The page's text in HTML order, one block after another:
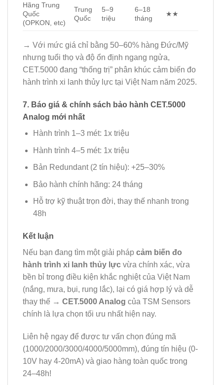
Hãng Trung
Quốc
(OPKON, etc)
Trung
Quốc
5–9
triệu
6–18
tháng
★★
→ Với mức giá chỉ bằng 50–60% hàng Đức/Mỹ
nhưng tuổi thọ và độ ổn định ngang ngửa,
CET.5000 đang “thống trị” phân khúc cảm biến đo
hành trình xi lanh thủy lực tại Việt Nam năm 2025.
7. Báo giá & chính sách bảo hành CET.5000
Analog mới nhất
Hành trình 1–3 mét: 1x triệu
Hành trình 4–5 mét: 1x triệu
Bản Redundant (2 tín hiệu): +25–30%
Bảo hành chính hãng: 24 tháng
Hỗ trợ kỹ thuật trọn đời, thay thế nhanh trong
48h
Kết luận
Nếu bạn đang tìm một giải pháp cảm biến đo
hành trình xi lanh thủy lực vừa chính xác, vừa
bền bỉ trong điều kiện khắc nghiệt của Việt Nam
(nắng, mưa, bụi, rung lắc), lại có giá hợp lý và dễ
thay thế → CET.5000 Analog của TSM Sensors
chính là lựa chọn tối ưu nhất hiện nay.
Liên hệ ngay để được tư vấn chọn đúng mã
(1000/2000/3000/4000/5000mm), đúng tín hiệu (0-
10V hay 4-20mA) và giao hàng toàn quốc trong
24–48h!